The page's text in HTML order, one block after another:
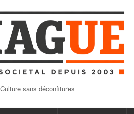
sans déconfitures